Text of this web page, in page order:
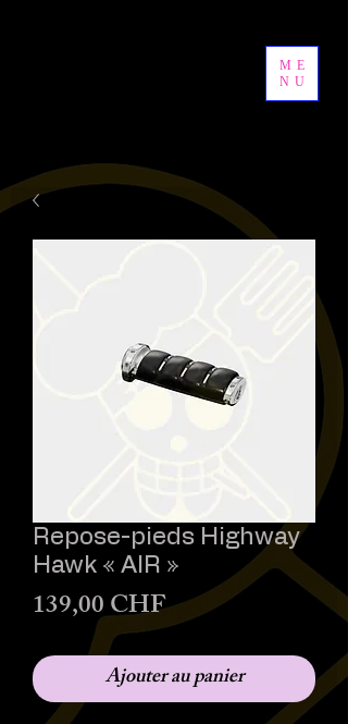
ME
NU
Repose-pieds Highway
Hawk « AIR »
139,00 CHFPrix
Ajouter au panier